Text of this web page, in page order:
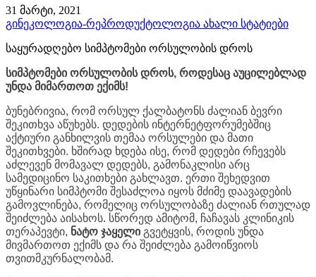
31 მარტი, 2021
გინეკოლოგია-რეპროდუქტოლოგია ახალი სტატიები
საყურადღებო სიმპტომები ორსულობის დროს
სიმპტომები ორსულობის დროს, როდესაც აუცილებლად
უნდა მიმართოთ ექიმს!
ბუნებრივია, რომ ორსულ ქალბატონს ძალიან ბევრი
შეკითხვა აწუხებს. დედების ინტერნეტფორუმებშიც
აქტიური განხილვის თემაა ორსულები და მათი
შეკითხვები. ხშირად ხდება ისე, რომ დედები რჩევებს
აძლევენ მომავალ დედებს, გამონაკლისი არც
სამედიცინო საკითხები გახლავთ. ერთი შეხედვით
უწყინარი სიმპტომი შესაძლოა იყოს მძიმე დაავადების
გამოვლინება, რომელიც ორსულობაზე ძალიან რთულად
შეიძლება აისახოს. სწორედ ამიტომ, ჩაჩავას კლინიკის
თერაპევტი, ნატო ჯაყელიგვეტყვის, როდის უნდა
მივმართოთ ექიმს და რა შეიძლება გამოიწვიოს
თვითმკურნალობამ.